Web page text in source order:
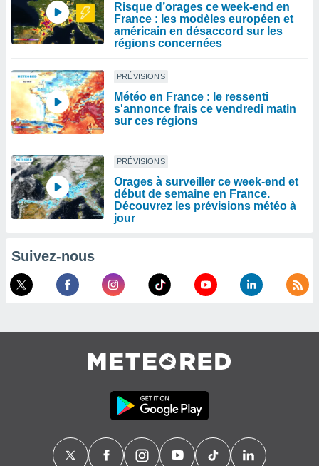
Risque d’orages ce week-end en
France : les modèles européen et
américain en désaccord sur les
régions concernées
PRÉVISIONS
Météo en France : le ressenti
s'annonce frais ce vendredi matin
sur ces régions
PRÉVISIONS
Orages à surveiller ce week-end et
début de semaine en France.
Découvrez les prévisions météo à
jour
Suivez-nous